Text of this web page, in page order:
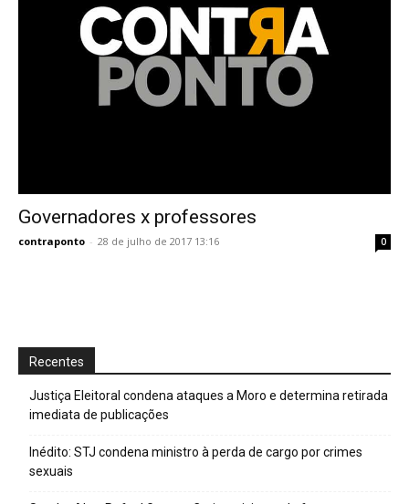
Governadores x professores
contraponto - 28 de julho de 2017 13:16 0
Recentes
Justiça Eleitoral condena ataques a Moro e determina retirada
imediata de publicações
Inédito: STJ condena ministro à perda de cargo por crimes
sexuais